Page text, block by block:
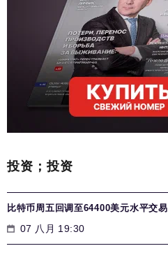
投资；投资
比特币周五回调至64400美元水平交易
07 八月 19:30